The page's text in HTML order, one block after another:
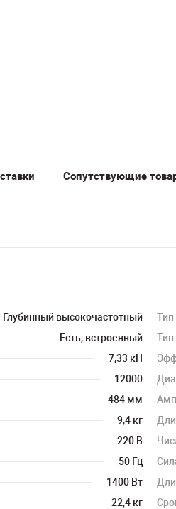
Сопутствующие
Глубинный высокочастотный Тип
Есть, встроенный
7,33 кН
12000
484 мм
9,4 кг
220 В
50 Гц
1400 Вт
22,4 кг